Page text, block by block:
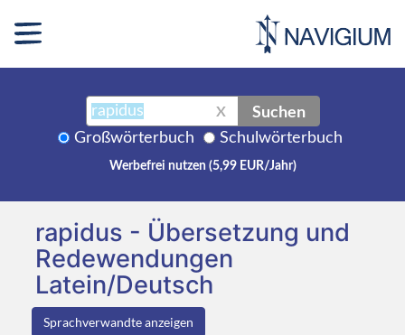
X Suchen
Großwörterbuch Schulwörterbuch
Werbefrei nutzen (5,99 EUR/Jahr)
rapidus - Übersetzung und
Redewendungen
Latein/Deutsch
Sprachverwandte anzeigen